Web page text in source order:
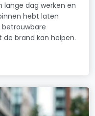
lange dag werken en
hebt laten
betrouwbare
brand kan helpen.